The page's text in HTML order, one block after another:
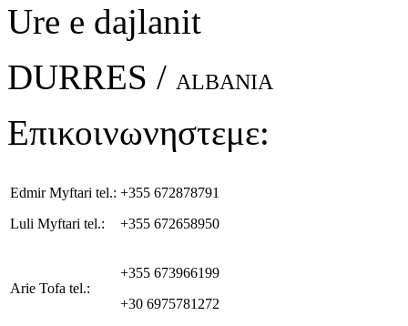
Ure e dajlanit
DURRES / ALBANIA
Επικοινωνηστεμε:
Edmir Myftari tel.:
Luli Myftari tel.:
+355 672878791
+355 672658950
Arie Tofa tel.:
+355 673966199
+30 6975781272